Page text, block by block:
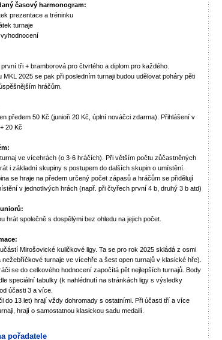
časový harmonogram:
prezentace a tréninku
turnaje
tři + bramborová pro čtvrtého a diplom pro každého.
MKL 2025 se pak při posledním turnaji budou udělovat poháry pěti
hráčům.
předem 50 Kč (junioři 20 Kč, úplní nováčci zdarma). Přihlášení v
20 Kč
ve vícehrách (o 3-6 hráčích). Při větším počtu zůčastněných
i základní skupiny s postupem do dalších skupin o umístění.
se hraje na předem určený počet zápasů a hráčům se přidělují
v jednotlivých hrách (např. při čtyřech první 4 b, druhý 3 b atd)
hrát společně s dospělými bez ohledu na jejich počet.
Mirošovické kuličkové ligy. Ta se pro rok 2025 skládá z osmi
nežebříčkové turnaje ve vícehře a šest open turnajů v klasické hře).
se do celkového hodnocení započítá pět nejlepších turnajů. Body
speciální tabulky (k nahlédnutí na stránkách ligy s výsledky
účasti 3 a více.
do 13 let) hrají vždy dohromady s ostatními. Při účasti tří a více
hrají o samostatnou klasickou sadu medailí.
pořadatele